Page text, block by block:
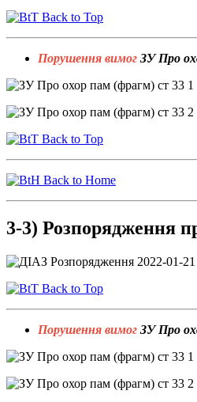
Back to Top
Порушення вимог ЗУ Про
Back to Top
Back to Home
3-3) Розпорядження
Back to Top
Порушення вимог ЗУ Про